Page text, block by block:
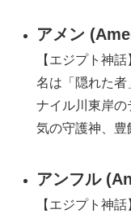
アメン
【エジプト神話
名は「隠れた者
ナイル川東岸
気の守護神、豊
アンフル
【エジプト神話